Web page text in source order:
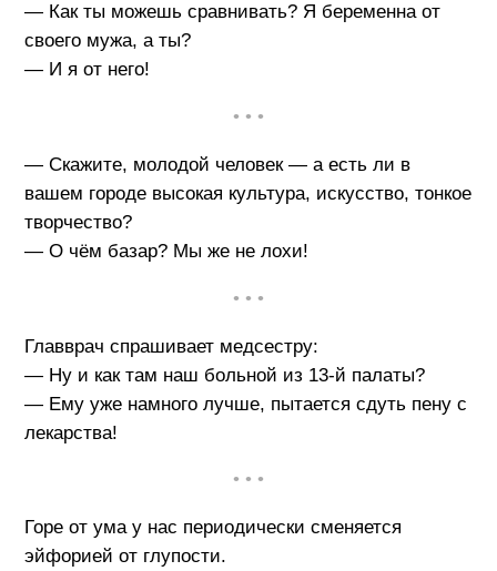
— Как ты можешь сравнивать? Я беременна от
своего мужа, а ты?
— И я от него!
• • •
— Скажите, молодой человек — а есть ли в
вашем городе высокая культура, искусство, тонкое
творчество?
— О чём базар? Мы же не лохи!
• • •
Главврач спрашивает медсестру:
— Ну и как там наш больной из 13-й палаты?
— Ему уже намного лучше, пытается сдуть пену с
лекарства!
• • •
Горе от ума у нас периодически сменяется
эйфорией от глупости.